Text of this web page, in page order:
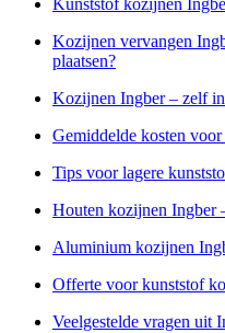
Kunststof kozijnen
Kozijnen vervangen
plaatsen?
Kozijnen Ingber – zelf
Gemiddelde kosten
Tips voor lagere
Houten kozijnen Ingber
Aluminium kozijnen
Offerte voor kunststof
Veelgestelde vragen uit